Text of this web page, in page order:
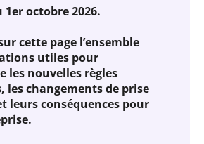
octobre 2026.
cette page l’ensemble
utiles pour
les nouvelles règles
les changements de prise
leurs conséquences pour